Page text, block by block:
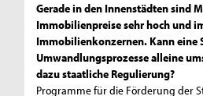
Gerade in den Innenstädten sind
Immobilienpreise sehr hoch und
Immobilienkonzernen. Kann eine
Umwandlungsprozesse alleine
dazu staatliche Regulierung?
Programme für die Förderung der